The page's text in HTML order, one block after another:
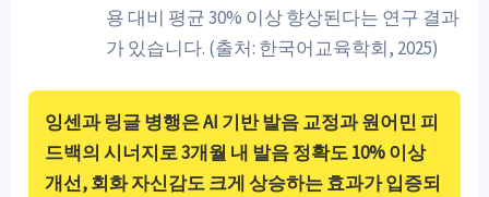
용 대비 평균 30% 이상 향상된다는 연구 결과
가 있습니다. (출처: 한국어교육학회, 2025)
잉센과 링글 병행은AI 기반 발음 교정과 원어민 피
드백의 시너지로 3개월 내 발음 정확도 10% 이상
개선, 회화 자신감도 크게 상승하는 효과가 입증되